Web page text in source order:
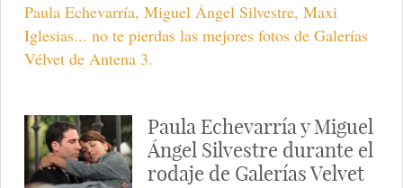
Paula Echevarría, Miguel Ángel Silvestre, Maxi
Iglesias... no te pierdas las mejores fotos de Galerías
Vélvet de Antena 3.
Paula Echevarría y Miguel
Ángel Silvestre durante el
rodaje de Galerías Velvet